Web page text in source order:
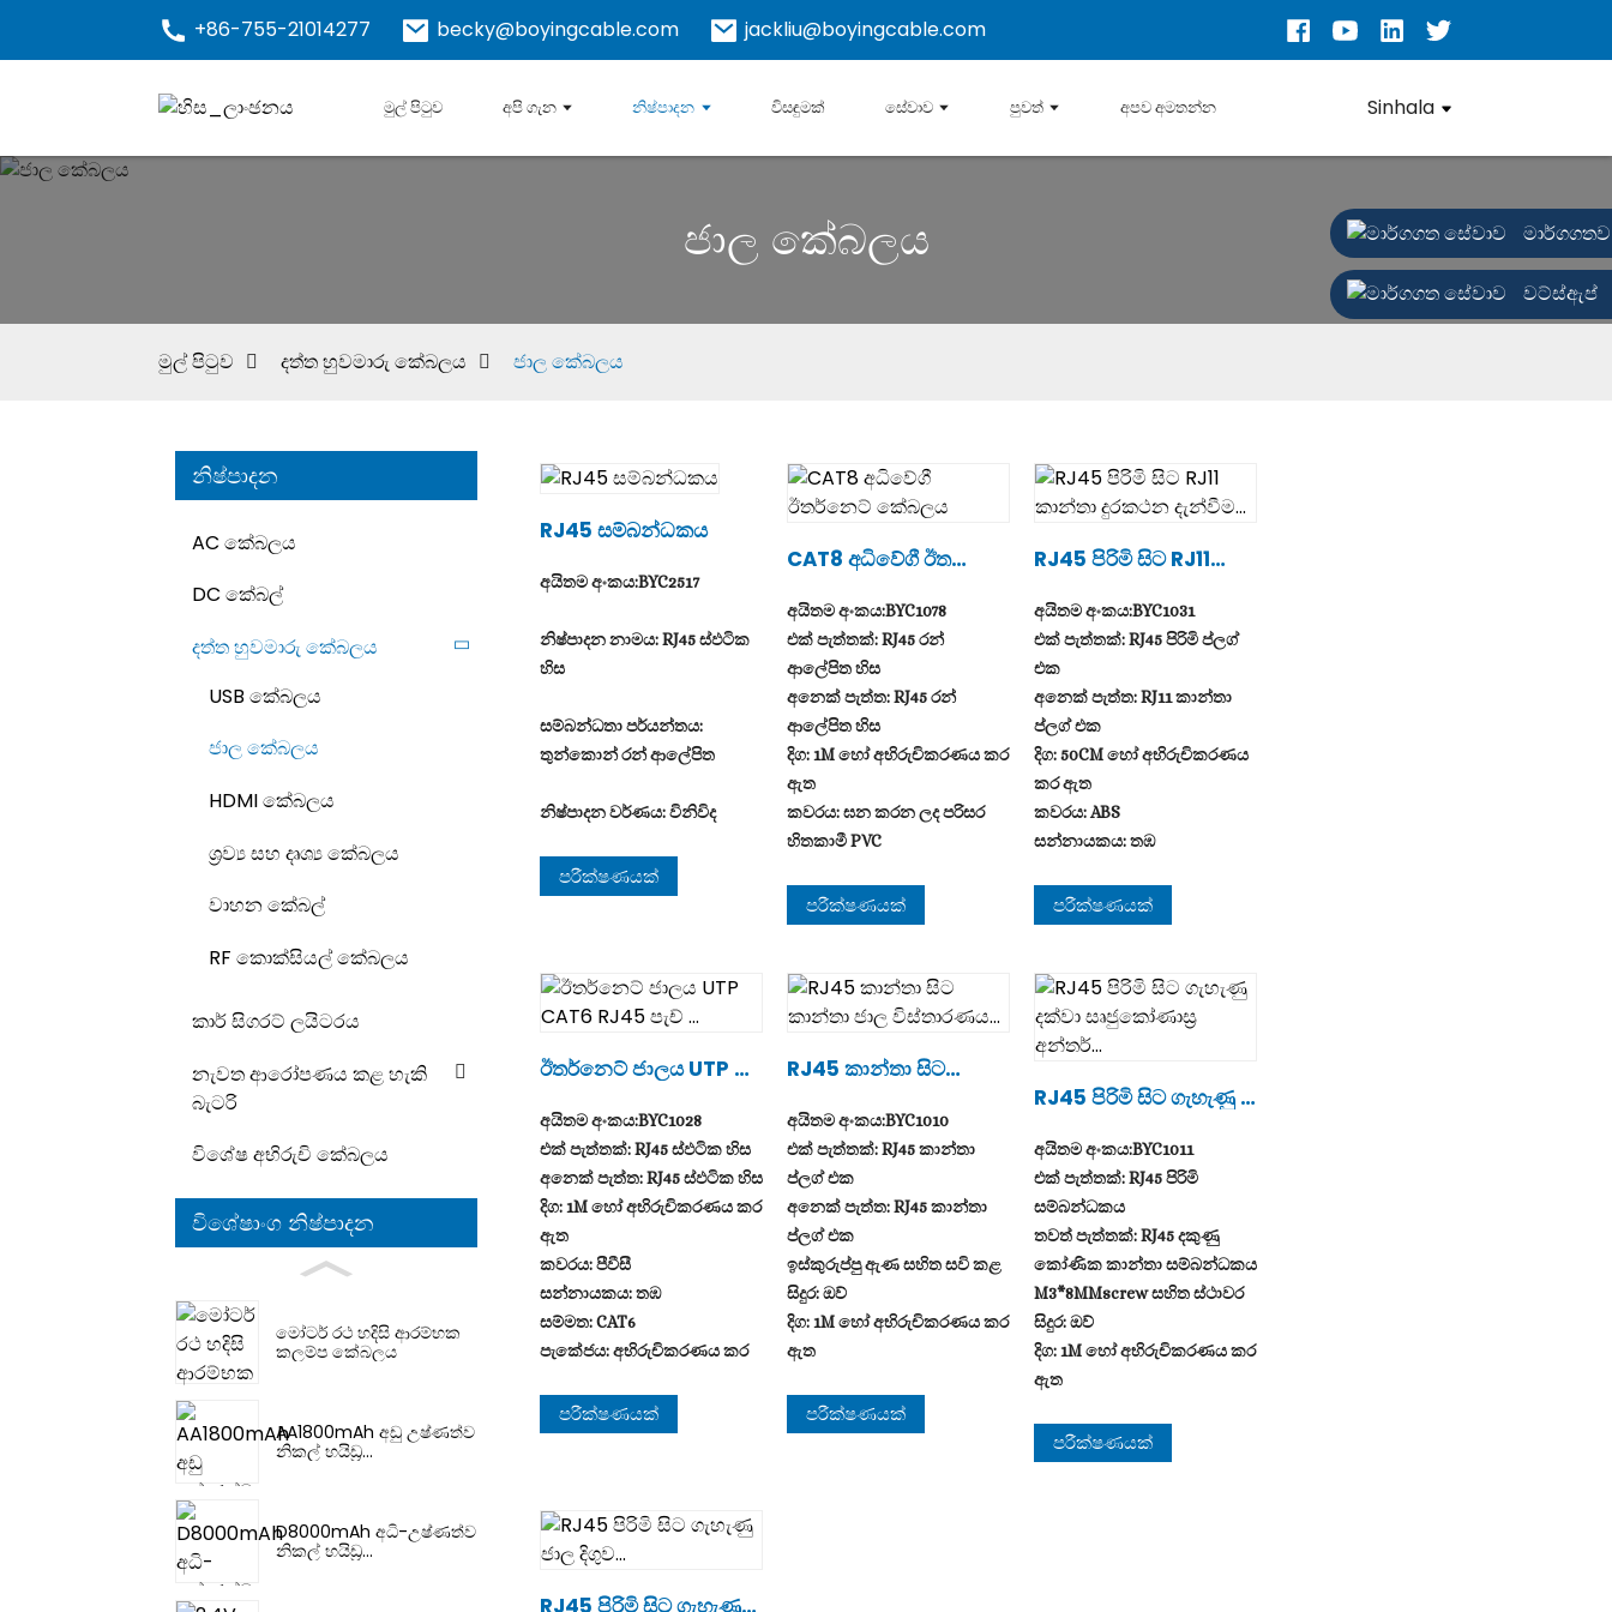
+86-755-21014277 becky@boyingcable.com jackliu@boyingcable.com
මුල් පිටුව අපි ගැන නිෂ්පාදන විසඳුමක් සේවාව පුවත් අපව අමතන්න Sinhala
මාර්ගගතව
වට්ස්ඇප්
ජාල කේබලය
මුල් පිටුව දත්ත හුවමාරු කේබලය ජාල කේබලය
නිෂ්පාදන
AC කේබලය
DC කේබල්
දත්ත හුවමාරු කේබලය
USB කේබලය
ජාල කේබලය
HDMI කේබලය
ශ්‍රව්‍ය සහ දෘශ්‍ය කේබලය
වාහන කේබල්
RF කොක්සියල් කේබලය
කාර් සිගරට් ලයිටරය
නැවත ආරෝපණය කළ හැකි
බැටරි
විශේෂ අභිරුචි කේබලය
විශේෂාංග නිෂ්පාදන
මෝටර් රථ හදිසි ආරම්භක
කලම්ප කේබලය
AA1800mAh අඩු උෂ්ණත්ව
නිකල් හයිඩ්‍ර...
D8000mAh අධි-උෂ්ණත්ව
නිකල් හයිඩ්‍ර...
RJ45 සම්බන්ධකය
අයිතම අංකය:BYC2517
නිෂ්පාදන නාමය: RJ45 ස්ඵටික
හිස
සම්බන්ධතා පර්යන්තය:
තුන්කොන් රන් ආලේපිත
නිෂ්පාදන වර්ණය: විනිවිද
අතුරුමුහුණත: 8P8S RJ45
ද්‍රව්‍ය
පෙට්ටියකට 100 ක් හෝ
අභිරුචිකරණය කර ඇත
පරීක්ෂණයක්
CAT8 අධිවේගී ඊත
අයිතම අංකය:BYC1078
එක් පැත්තක්: RJ45 රන්
ආලේපිත හිස
අනෙක් පැත්ත: RJ45 රන්
ආලේපිත හිස
දිග: 1M හෝ අභිරුචිකරණය කර
ඇත
කවරය: ඝන කරන ලද පරිසර
හිතකාමී PVC
සම්මත: CAT8
පැකේජය: අභිරුචිකරණය කර
පරීක්ෂණයක්
RJ45 පිරිමි සිට RJ11
දැන්වීම...
අයිතම අංකය:BYC1031
එක් පැත්තක්: RJ45 පිරිමි ප්ලග්
එක
අනෙක් පැත්ත: RJ11 කාන්තා
ප්ලග් එක
දිග: 50CM හෝ අභිරුචිකරණය
කර ඇත
කවරය: ABS
සන්නායකය: තඹ
පැකේජය: අභිරුචිකරණය කර
ඇත
පරීක්ෂණයක්
ඊතර්නෙට් ජාලය UTP C
අයිතම අංකය:BYC1028
එක් පැත්තක්: RJ45 ස්ඵටික හිස
අනෙක් පැත්ත: RJ45 ස්ඵටික හිස
දිග: 1M හෝ අභිරුචිකරණය කර
ඇත
කවරය: පීවීසී
සන්නායකය: තඹ
සම්මත: CAT6
පැකේජය: අභිරුචිකරණය කර
පරීක්ෂණයක්
RJ45 කාන්තා සිට
ය...
අයිතම අංකය:BYC1010
එක් පැත්තක්: RJ45 කාන්තා
ප්ලග් එක
අනෙක් පැත්ත: RJ45 කාන්තා
ප්ලග් එක
ඉස්කුරුප්පු ඇණ සහිත සවි කළ
සිදුර: ඔව්
දිග: 1M හෝ අභිරුචිකරණය කර
ඇත
සන්නායකය: තඹ
පැකේජය: අභිරුචිකරණය කර
පරීක්ෂණයක්
RJ45 පිරිමි සිට ගැහැණු ද
ර්...
අයිතම අංකය:BYC1011
එක් පැත්තක්: RJ45 පිරිමි
සම්බන්ධකය
තවත් පැත්තක්: RJ45 දකුණු
කෝණික කාන්තා සම්බන්ධකය
M3*8MMscrew සහිත ස්ථාවර
සිදුර: ඔව්
දිග: 1M හෝ අභිරුචිකරණය කර
ඇත
සන්නායකය: තඹ
පැකේජය: අභිරුචිකරණය කර
පරීක්ෂණයක්
RJ45 පිරිමි සිට ගැහැණු